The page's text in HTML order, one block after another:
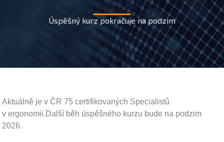
Úspěšný kurz pokračuje na podzim
Aktuálně je v ČR 75 certifikovaných Specialistů
v ergonomii.Další běh úspěšného kurzu bude na podzim
2026.